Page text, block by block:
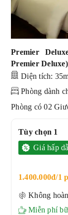
Premier
Premier Deluxe)
Diện tích:
Phòng dành
Phòng có 02
Tùy chọn 1
Giá hấp
1.400.000đ/1
Không
Miễn phí